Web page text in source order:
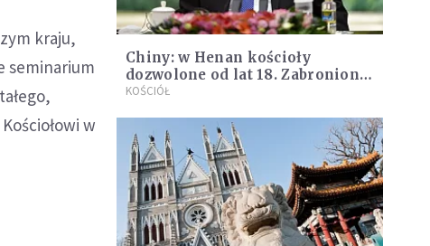
kraju,
seminarium
w
Chiny: w Henan kościoły
dozwolone od lat 18. Zabroniono
księżom prowadzenia zajęć z
KOŚCIÓŁ